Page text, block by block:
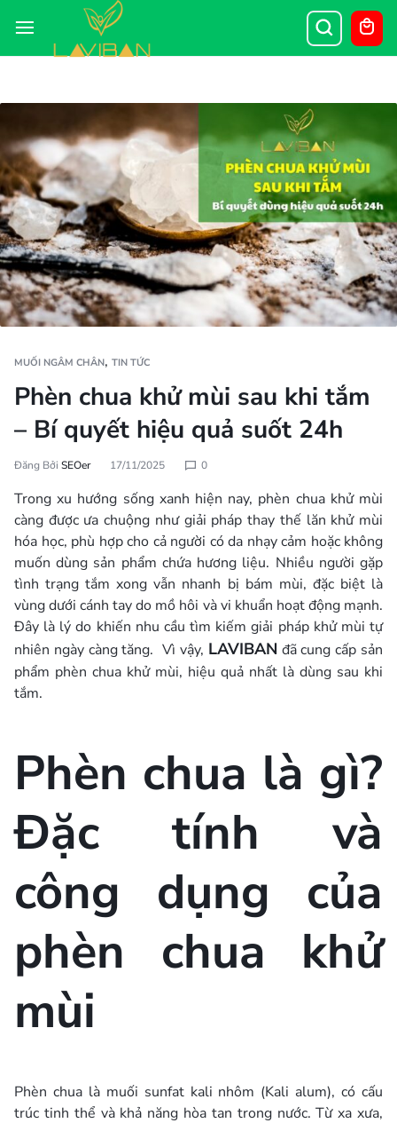
MUỐI NGÂM CHÂN, TIN TỨC
Phèn chua khử mùi sau khi tắm
– Bí quyết hiệu quả suốt 24h
Đăng Bởi SEOer 17/11/2025 0
Trong xu hướng sống xanh hiện nay, phèn chua khử mùi
càng được ưa chuộng như giải pháp thay thế lăn khử mùi
hóa học, phù hợp cho cả người có da nhạy cảm hoặc không
muốn dùng sản phẩm chứa hương liệu. Nhiều người gặp
tình trạng tắm xong vẫn nhanh bị bám mùi, đặc biệt là
vùng dưới cánh tay do mồ hôi và vi khuẩn hoạt động mạnh.
Đây là lý do khiến nhu cầu tìm kiếm giải pháp khử mùi tự
nhiên ngày càng tăng. Vì vậy, LAVIBAN đã cung cấp sản
phẩm phèn chua khử mùi, hiệu quả nhất là dùng sau khi
tắm.
Phèn chua là gì?
Đặc tính và
công dụng của
phèn chua khử
mùi
Phèn chua là muối sunfat kali nhôm (Kali alum), có cấu
trúc tinh thể và khả năng hòa tan trong nước. Từ xa xưa,